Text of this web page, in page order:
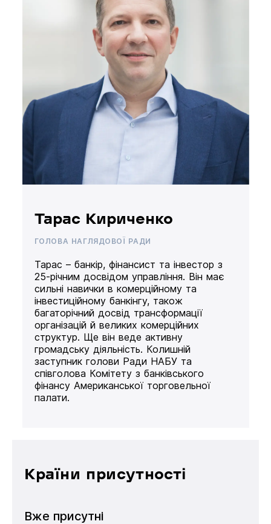
Тарас Кириченко
ГОЛОВА НАГЛЯДОВОЇ РАДИ
Тарас – банкір, фінансист та інвестор з
25-річним досвідом управління. Він має
сильні навички в комерційному та
інвестиційному банкінгу, також
багаторічний досвід трансформації
організацій й великих комерційних
структур. Ще він веде активну
громадську діяльність. Колишній
заступник голови Ради НАБУ та
співголова Комітету з банківського
фінансу Американської торговельної
палати.
Країни присутності
Вже присутні